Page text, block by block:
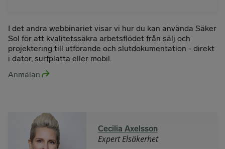
I det andra webbinariet visar vi hur du kan använda Säker
Sol för att kvalitetssäkra arbetsflödet från sälj och
projektering till utförande och slutdokumentation - direkt
i dator, surfplatta eller mobil.
Anmälan
Cecilia Axelsson
Expert Elsäkerhet